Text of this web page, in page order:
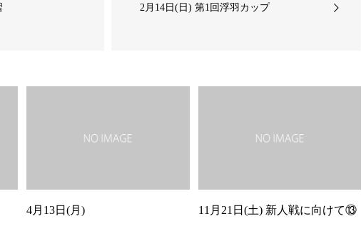
2月14日(日) 第1回浮羽カップ
4月13日(月) 11月21日(土) 新人戦に向けて⑬